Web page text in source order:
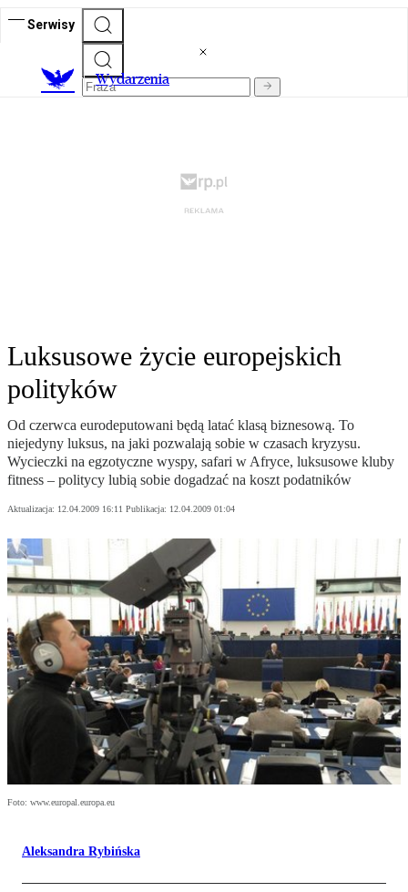
Serwisy
Wydarzenia
Luksusowe życie europejskich
polityków
Od czerwca eurodeputowani będą latać klasą biznesową. To
niejedyny luksus, na jaki pozwalają sobie w czasach kryzysu.
Wycieczki na egzotyczne wyspy, safari w Afryce, luksusowe kluby
fitness – politycy lubią sobie dogadzać na koszt podatników
Aktualizacja: 12.04.2009 16:11 Publikacja: 12.04.2009 01:04
Foto: www.europal.europa.eu
Aleksandra Rybińska